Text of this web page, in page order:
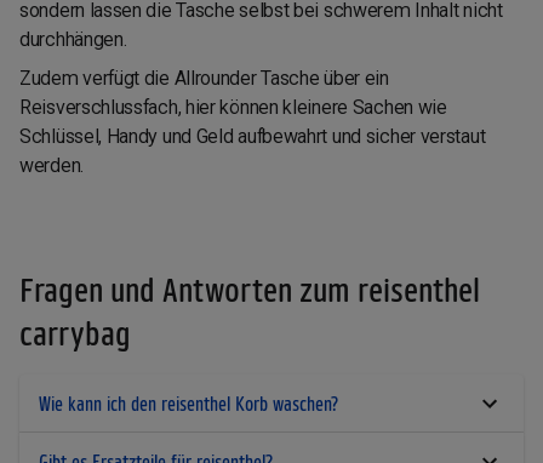
sondern lassen die Tasche selbst bei schwerem Inhalt nicht
durchhängen.
Zudem verfügt die Allrounder Tasche über ein
Reisverschlussfach, hier können kleinere Sachen wie
Schlüssel, Handy und Geld aufbewahrt und sicher verstaut
werden.
Fragen und Antworten zum reisenthel
carrybag
Wie kann ich den reisenthel Korb waschen?